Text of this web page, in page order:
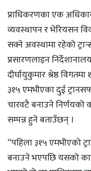
प्राधिकरणका एक
व्यवस्थापन र भेरियसन
सक्ने अवस्थामा रहेको
प्रसारणलाइन
दीर्घायुकुमार श्रेष्ठ
३१५ एमभीएका दुई
चारवटै बनाउने निर्णयको
सम्पन्न हुने बताउँछन् ।
“पहिला ३१५ एमभीएको
बनाउने भएपछि यसको